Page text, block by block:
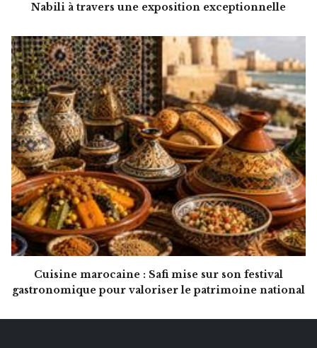
Nabili à travers une exposition exceptionnelle
Cuisine marocaine : Safi mise sur son festival
gastronomique pour valoriser le patrimoine national